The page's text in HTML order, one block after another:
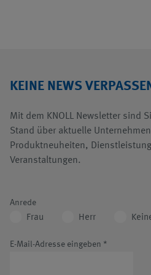
KEINE NEWS
Mit dem KNOLL Newsletter sind
Stand über aktuelle
Produktneuheiten,
Veranstaltungen.
Anrede
Frau Herr
E-Mail-Adresse eingeben *